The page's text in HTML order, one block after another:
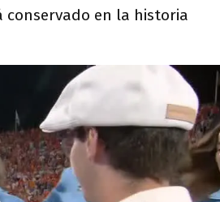
conservado en la historia